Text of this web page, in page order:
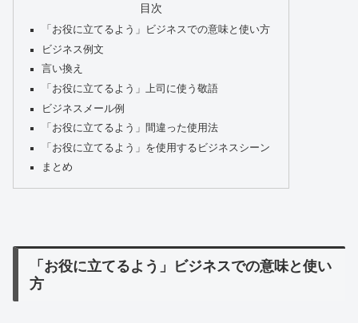
目次
「お役に立てるよう」ビジネスでの意味と使い方
ビジネス例文
言い換え
「お役に立てるよう」上司に使う敬語
ビジネスメール例
「お役に立てるよう」間違った使用法
「お役に立てるよう」を使用するビジネスシーン
まとめ
「お役に立てるよう」ビジネスでの意味と使い
方